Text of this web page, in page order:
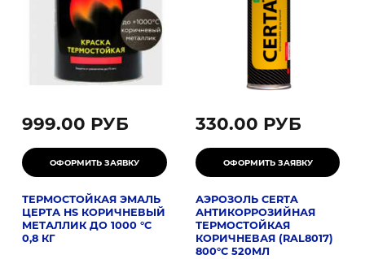
999.00 РУБ
ТЕРМОСТОЙКАЯ ЭМАЛЬ
ЦЕРТА HS КОРИЧНЕВЫЙ
МЕТАЛЛИК ДО 1000 °C
0,8 КГ
330.00 РУБ
АЭРОЗОЛЬ CERTA
АНТИКОРРОЗИЙНАЯ
ТЕРМОСТОЙКАЯ
КОРИЧНЕВАЯ (RAL8017)
800°C 520МЛ